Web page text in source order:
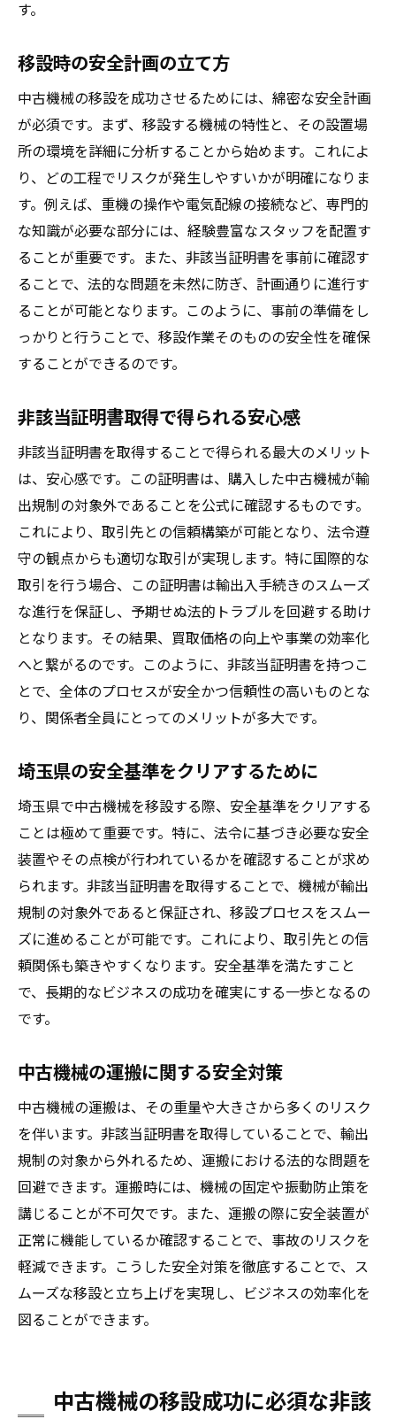
す。
移設時の安全計画の立て方
中古機械の移設を成功させるためには、綿密な安全計画
が必須です。まず、移設する機械の特性と、その設置場
所の環境を詳細に分析することから始めます。これによ
り、どの工程でリスクが発生しやすいかが明確になりま
す。例えば、重機の操作や電気配線の接続など、専門的
な知識が必要な部分には、経験豊富なスタッフを配置す
ることが重要です。また、非該当証明書を事前に確認す
ることで、法的な問題を未然に防ぎ、計画通りに進行す
ることが可能となります。このように、事前の準備をし
っかりと行うことで、移設作業そのものの安全性を確保
することができるのです。
非該当証明書取得で得られる安心感
非該当証明書を取得することで得られる最大のメリット
は、安心感です。この証明書は、購入した中古機械が輸
出規制の対象外であることを公式に確認するものです。
これにより、取引先との信頼構築が可能となり、法令遵
守の観点からも適切な取引が実現します。特に国際的な
取引を行う場合、この証明書は輸出入手続きのスムーズ
な進行を保証し、予期せぬ法的トラブルを回避する助け
となります。その結果、買取価格の向上や事業の効率化
へと繋がるのです。このように、非該当証明書を持つこ
とで、全体のプロセスが安全かつ信頼性の高いものとな
り、関係者全員にとってのメリットが多大です。
埼玉県の安全基準をクリアするために
埼玉県で中古機械を移設する際、安全基準をクリアする
ことは極めて重要です。特に、法令に基づき必要な安全
装置やその点検が行われているかを確認することが求め
られます。非該当証明書を取得することで、機械が輸出
規制の対象外であると保証され、移設プロセスをスムー
ズに進めることが可能です。これにより、取引先との信
頼関係も築きやすくなります。安全基準を満たすこと
で、長期的なビジネスの成功を確実にする一歩となるの
です。
中古機械の運搬に関する安全対策
中古機械の運搬は、その重量や大きさから多くのリスク
を伴います。非該当証明書を取得していることで、輸出
規制の対象から外れるため、運搬における法的な問題を
回避できます。運搬時には、機械の固定や振動防止策を
講じることが不可欠です。また、運搬の際に安全装置が
正常に機能しているか確認することで、事故のリスクを
軽減できます。こうした安全対策を徹底することで、ス
ムーズな移設と立ち上げを実現し、ビジネスの効率化を
図ることができます。
中古機械の移設成功に必須な非該